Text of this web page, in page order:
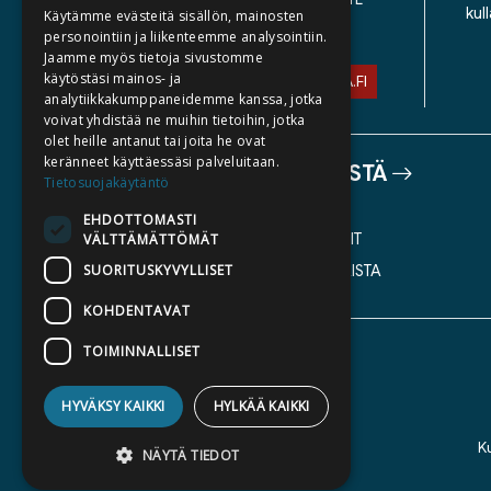
TIETOSUOJASELOSTE
ASIAKASPALVELU@STORIA.FI
TIETOA MEISTÄ
KATALOGIT
AJANKOHTAISTA
Käytämme evästeitä sisällön, mainosten
personointiin ja liikenteemme analysointiin.
Jaamme myös tietoja sivustomme
käytöstäsi mainos- ja
analytiikkakumppaneidemme kanssa, jotka
voivat yhdistää ne muihin tietoihin, jotka
olet heille antanut tai joita he ovat
keränneet käyttäessäsi palveluitaan.
Tietosuojakäytäntö
EHDOTTOMASTI
VÄLTTÄMÄTTÖMÄT
SUORITUSKYVYLLISET
KOHDENTAVAT
TOIMINNALLISET
HYVÄKSY KAIKKI HYLKÄÄ KAIKKI
NÄYTÄ TIEDOT